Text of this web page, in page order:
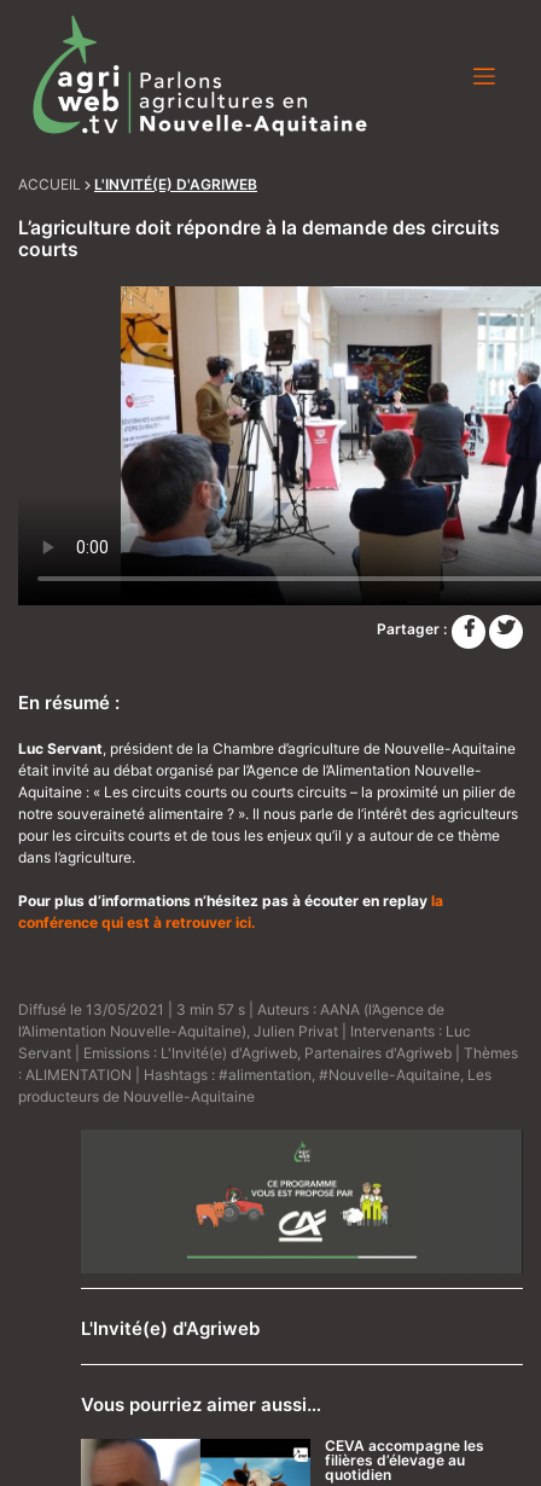
ACCUEIL L'INVITÉ(E) D'AGRIWEB
L’agriculture doit répondre à la demande des circuits
courts
Partager :
En résumé :
Luc Servant, président de la Chambre d’agriculture de Nouvelle-Aquitaine
était invité au débat organisé par l’Agence de l’Alimentation Nouvelle-
Aquitaine : « Les circuits courts ou courts circuits – la proximité un pilier de
notre souveraineté alimentaire ? ». Il nous parle de l’intérêt des agriculteurs
pour les circuits courts et de tous les enjeux qu’il y a autour de ce thème
dans l’agriculture.
Pour plus d’informations n’hésitez pas à écouter en replay la
conférence qui est à retrouver ici.
Diffusé le 13/05/2021 | 3 min 57 s | Auteurs : AANA (l’Agence de
l’Alimentation Nouvelle-Aquitaine) Julien Privat | Intervenants : Luc
Servant | Emissions : L'Invité(e) d'Agriweb Partenaires d'Agriweb | Thèmes
: ALIMENTATION | Hashtags : #alimentation #Nouvelle-Aquitaine Les
producteurs de Nouvelle-Aquitaine
L'Invité(e) d'Agriweb
Vous pourriez aimer aussi…
CEVA accompagne les
filières d’élevage au
quotidien